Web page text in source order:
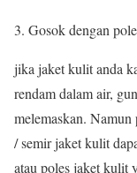
Gosok dengan
jika jaket kulit anda
rendam dalam air,
melemaskan.
/ semir jaket kulit
atau poles jaket kulit